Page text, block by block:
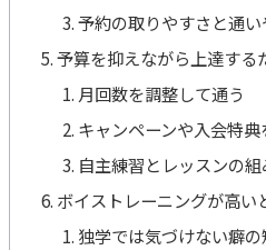
予約の取りやすさと通い
予算を抑えながら上達する
月回数を調整して通う
キャンペーンや入会特
自主練習とレッスンの
ボイストレーニングが高い
独学では気づけない癖の